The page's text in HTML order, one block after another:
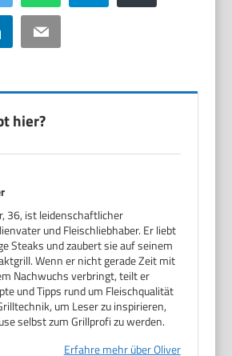
LinkedIn Email
hier?
36, ist leidenschaftlicher
und Fleischliebhaber. Er liebt
Steaks und zaubert sie auf seinem
Wenn er nicht gerade Zeit mit
Nachwuchs verbringt, teilt er
und Tipps rund um Fleischqualität
um Leser zu inspirieren,
selbst zum Grillprofi zu werden.
Erfahre mehr über Oliver